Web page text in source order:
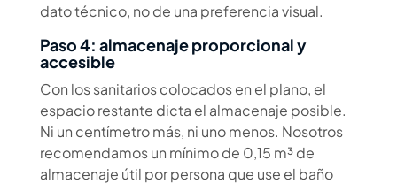
dato técnico, no de una preferencia visual.
Paso 4: almacenaje proporcional y
accesible
Con los sanitarios colocados en el plano, el
espacio restante dicta el almacenaje posible.
Ni un centímetro más, ni uno menos. Nosotros
recomendamos un mínimo de 0,15 m³ de
almacenaje útil por persona que use el baño